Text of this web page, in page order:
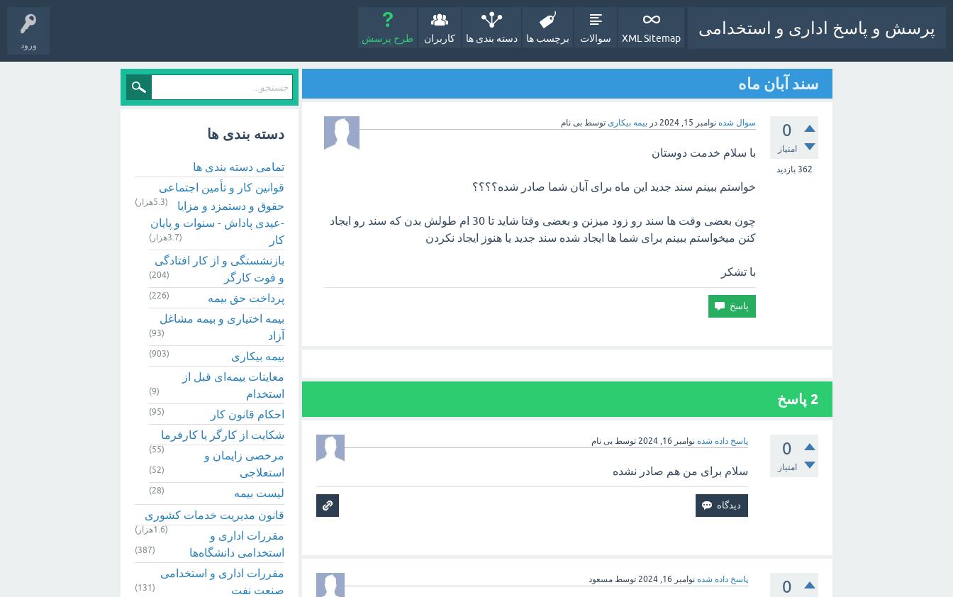
ورود
پرسش و پاسخ اداری و استخدامی
XML Sitemap سوالات برچسب ها دسته بندی ها کاربران طرح پرسش
سند آبان ماه
0
امتیاز
362 بازدید
سوال شده نوامبر 15, 2024 در بیمه بیکاری توسط بی نام
با سلام خدمت دوستان
خواستم ببینم سند جدید این ماه برای آبان شما صادر شده؟؟؟؟
چون بعضی وقت ها سند رو زود میزنن و بعضی وقتا شاید تا 30 ام طولش بدن که سند رو ایجاد
کنن میخواستم ببینم برای شما ها ایجاد شده سند جدید یا هنوز ایجاد نکردن
با تشکر
2 پاسخ
0
امتیاز
پاسخ داده شده نوامبر 16, 2024 توسطبی نام
سلام برای من هم صادر نشده
0 پاسخ داده شده نوامبر 16, 2024 توسطمسعود
دسته بندی ها
تمامی دسته بندی ها
قوانین کار و تأمین اجتماعی
(5.3هزار)
حقوق و دستمزد و مزایا
-عیدی پاداش - سنوات و پایان
کار
(3.7هزار)
بازنشستگی و از کار افتادگی
و فوت کارگر
(204)
پرداخت حق بیمه (226)
بیمه اختیاری و بیمه مشاغل
آزاد
(93)
بیمه بیکاری (903)
معاینات بیمه‌ای قبل از
استخدام
(9)
احکام قانون کار (95)
شکایت از کارگر یا کارفرما
(55)
مرخصی زایمان و
استعلاجی
(52)
لیست بیمه (28)
قانون مدیریت خدمات کشوری
(1.6هزار)
مقررات اداری و
استخدامی دانشگاه‌ها
(387)
مقررات اداری و استخدامی
صنعت نفت
(131)